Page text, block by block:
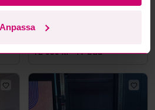
Anpassa
15h Stockholm 3d 15h
Dubbelsidig Squatrack
Eleiko
12 050 kr ·17 bud